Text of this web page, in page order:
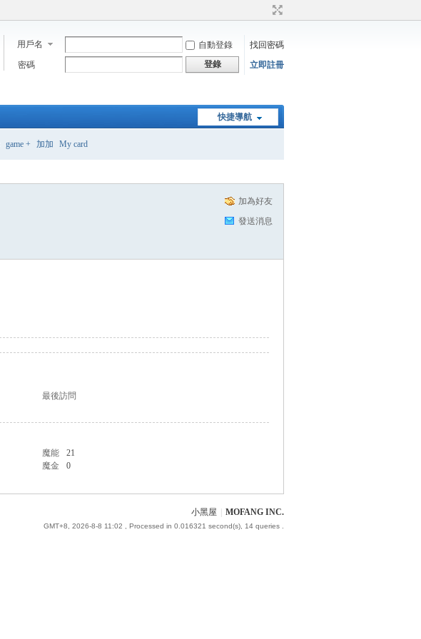
用戶名 自動登錄
找回密碼
密碼
登錄 立即註冊
快捷導航
game + 加加 My card
加為好友
發送消息
最後訪問
魔能
21
魔金 0
小黑屋 MOFANG INC.
GMT+8, 2026-8-8 11:02 , Processed in 0.016321 second(s), 14 queries .